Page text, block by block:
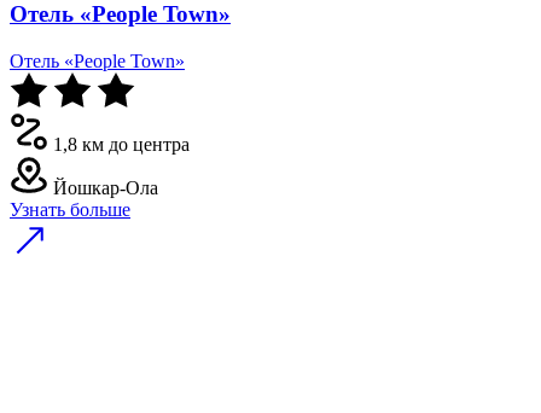
Отель «People Town»
Отель «People Town»
1,8 км до центра
Йошкар-Ола
Узнать больше